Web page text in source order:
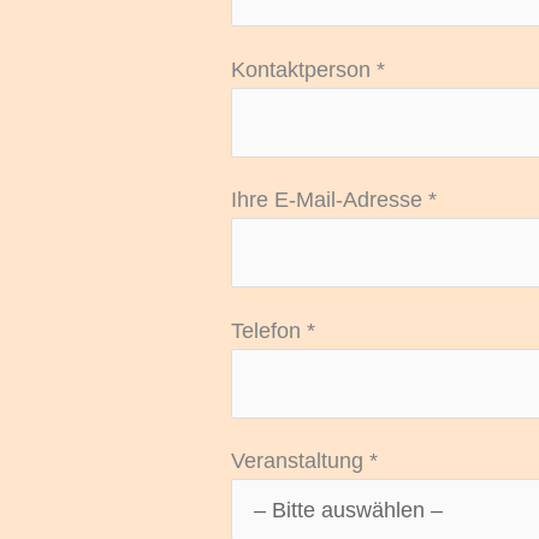
Kontaktperson *
Bitte lasse dieses Feld leer.
Ihre E-Mail-Adresse *
Telefon *
Veranstaltung *